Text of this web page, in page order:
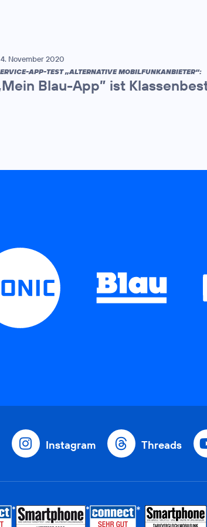
November 2020
APP-TEST „ALTERNATIVE MOBILFUNKANBIETER“:
Blau-App” ist
Instagram Threads